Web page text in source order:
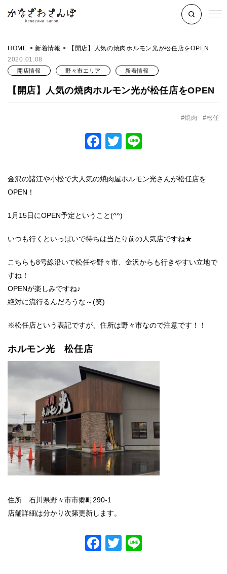
HOME > 新着情報 >
【開店】人気の焼肉ホルモン光が松任店をOPEN
2020.01.08
開店情報 野々市エリア 新着情報
【開店】人気の焼肉ホルモン光が松任店をOPEN
焼肉 松任
Facebook
Twitter
金沢の諸江や小松で大人気の焼肉屋ホルモン光さんが松任店を
OPEN！
1月15日にOPEN予定ということ(^^)
いつも行くといっぱいで待ちは当たり前の人気店ですね★
こちらも8号線沿いで松任や野々市、金沢からも行きやすい立地で
すね！
OPENが楽しみですね♪
絶対に流行るんだろうな～(笑)
※松任店という表記ですが、住所は野々市なので注意です！！
ホルモン光 松任店
住所 石川県野々市市郷町290-1
店舗詳細は分かり次第更新します。
Facebook
Twitter